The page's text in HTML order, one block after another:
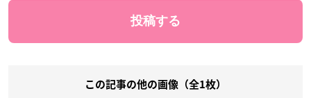
この記事の他の画像（全1枚）